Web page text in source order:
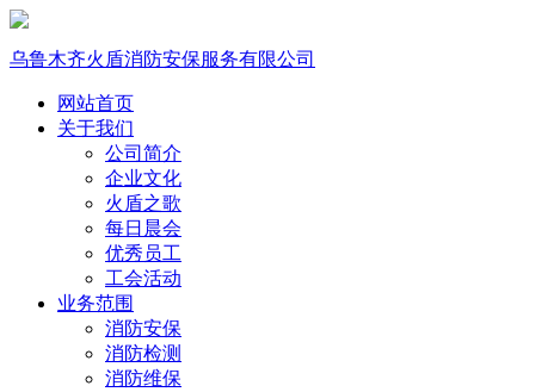
乌鲁木齐火盾消防安保服务有限公司
网站首页
关于我们
公司简介
企业文化
火盾之歌
每日晨会
优秀员工
工会活动
业务范围
消防安保
消防检测
消防维保